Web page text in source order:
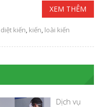
XEM THÊM
diệt kiến, kiến, loài kiến
Dịch vụ